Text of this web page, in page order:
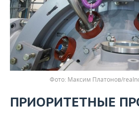
Максим Платонов/
ПРИОРИТЕТНЫЕ